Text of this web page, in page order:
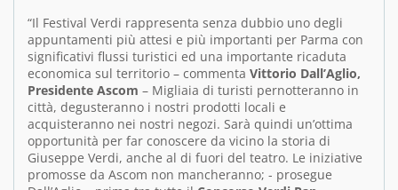
“Il Festival Verdi rappresenta senza dubbio uno degli
appuntamenti più attesi e più importanti per Parma con
significativi flussi turistici ed una importante ricaduta
economica sul territorio – commenta Vittorio Dall’Aglio,
Presidente Ascom – Migliaia di turisti pernotteranno in
città, degusteranno i nostri prodotti locali e
acquisteranno nei nostri negozi. Sarà quindi un’ottima
opportunità per far conoscere da vicino la storia di
Giuseppe Verdi, anche al di fuori del teatro. Le iniziative
promosse da Ascom non mancheranno; - prosegue